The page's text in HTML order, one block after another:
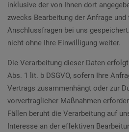
inklusive der von Ihnen dort
zwecks Bearbeitung der Anfrage und
Anschlussfragen bei uns
nicht ohne Ihre Einwilligung weiter.
Die Verarbeitung dieser Daten
Abs. 1 lit. b DSGVO, sofern Ihre
Vertrags zusammenhängt oder zur
vorvertraglicher Maßnahmen
Fällen beruht die Verarbeitung auf
Interesse an der effektiven